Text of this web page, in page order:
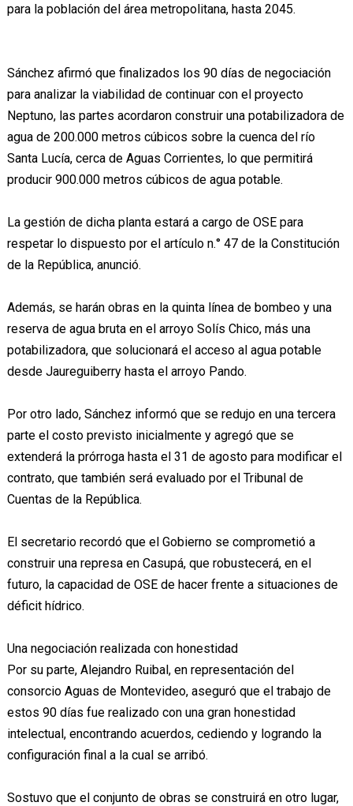
para la población del área metropolitana, hasta 2045.
Sánchez afirmó que finalizados los 90 días de negociación
para analizar la viabilidad de continuar con el proyecto
Neptuno, las partes acordaron construir una potabilizadora de
agua de 200.000 metros cúbicos sobre la cuenca del río
Santa Lucía, cerca de Aguas Corrientes, lo que permitirá
producir 900.000 metros cúbicos de agua potable.
La gestión de dicha planta estará a cargo de OSE para
respetar lo dispuesto por el artículo n.° 47 de la Constitución
de la República, anunció.
Además, se harán obras en la quinta línea de bombeo y una
reserva de agua bruta en el arroyo Solís Chico, más una
potabilizadora, que solucionará el acceso al agua potable
desde Jaureguiberry hasta el arroyo Pando.
Por otro lado, Sánchez informó que se redujo en una tercera
parte el costo previsto inicialmente y agregó que se
extenderá la prórroga hasta el 31 de agosto para modificar el
contrato, que también será evaluado por el Tribunal de
Cuentas de la República.
El secretario recordó que el Gobierno se comprometió a
construir una represa en Casupá, que robustecerá, en el
futuro, la capacidad de OSE de hacer frente a situaciones de
déficit hídrico.
Una negociación realizada con honestidad
Por su parte, Alejandro Ruibal, en representación del
consorcio Aguas de Montevideo, aseguró que el trabajo de
estos 90 días fue realizado con una gran honestidad
intelectual, encontrando acuerdos, cediendo y logrando la
configuración final a la cual se arribó.
Sostuvo que el conjunto de obras se construirá en otro lugar,